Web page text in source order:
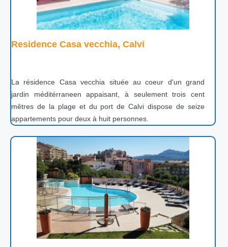
Residence Casa vecchia, Calvi
La résidence Casa vecchia située au coeur d'un grand
jardin méditérraneen appaisant, à seulement trois cent
mêtres de la plage et du port de Calvi dispose de seize
appartements pour deux à huit personnes.